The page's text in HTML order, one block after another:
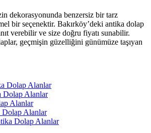
dekorasyonunda benzersiz bir tarz
bir seçenektir. Bakırköy’deki antika dolap
verebilir ve size doğru fiyatı sunabilir.
geçmişin güzelliğini günümüze taşıyan
Dolap Alanlar
Dolap Alanlar
Alanlar
Alanlar
Dolap Alanlar